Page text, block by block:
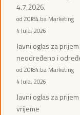
4.7.2026.
od ZOI84.ba Marketing
4 Jula, 2026
Javni oglas za
neodređeno i
od ZOI84.ba Marketing
4 Jula, 2026
Javni oglas za
vrijeme